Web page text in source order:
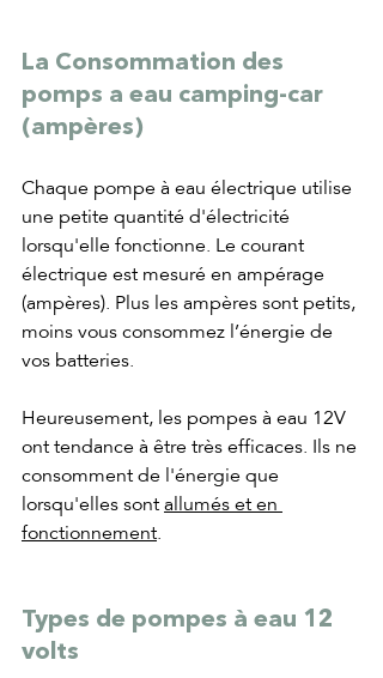
La Consommation des
pomps a eau camping-car
(ampères)
Chaque pompe à eau électrique utilise
une petite quantité d'électricité
lorsqu'elle fonctionne. Le courant
électrique est mesuré en ampérage
(ampères). Plus les ampères sont petits,
moins vous consommez l’énergie de
vos batteries.
Heureusement, les pompes à eau 12V
ont tendance à être très efficaces. Ils ne
consomment de l'énergie que
lorsqu'elles sont allumés et en
fonctionnement.
Types de pompes à eau 12
volts